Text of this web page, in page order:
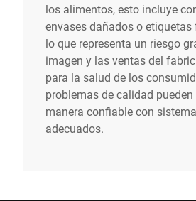
los alimentos, esto incluye
envases dañados o
lo que representa un riesgo
imagen y las ventas del
para la salud de los
problemas de calidad
manera confiable con
adecuados.